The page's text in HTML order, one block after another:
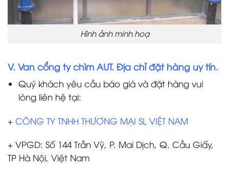
Hình ảnh minh hoạ
V. Van cổng ty chìm AUT. Địa chỉ đặt hàng uy tín.
Quý khách yêu cầu báo giá và đặt hàng vui
lòng liên hệ tại:
+ CÔNG TY TNHH THƯƠNG MẠI SL VIỆT NAM
+ VPGD: Số 144 Trần Vỹ, P. Mai Dịch, Q. Cầu Giấy,
TP Hà Nội, Việt Nam